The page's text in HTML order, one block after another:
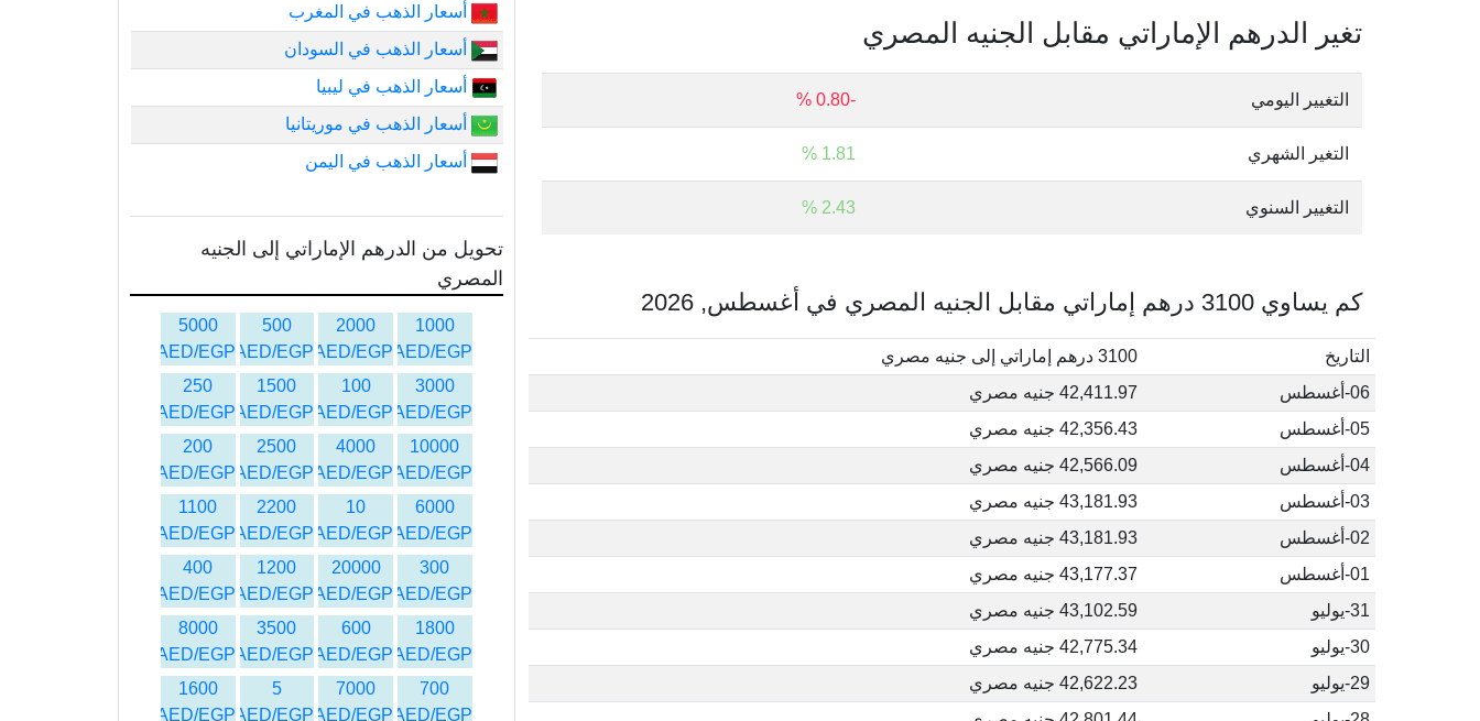
تغير الدرهم الإماراتي مقابل الجنيه المصري
التغيير اليومي -0.80 %
التغير الشهري 1.81 %
التغيير السنوي 2.43 %
كم يساوي 3100 درهم إماراتي مقابل الجنيه المصري في أغسطس, 2026
التاريخ
3100 درهم إماراتي إلى جنيه مصري
06-أغسطس
42,411.97 جنيه مصري
05-أغسطس
42,356.43 جنيه مصري
04-أغسطس
42,566.09 جنيه مصري
03-أغسطس
43,181.93 جنيه مصري
02-أغسطس
43,181.93 جنيه مصري
01-أغسطس
43,177.37 جنيه مصري
31-يوليو
43,102.59 جنيه مصري
30-يوليو
42,775.34 جنيه مصري
29-يوليو
42,622.23 جنيه مصري
أسعار الذهب في المغرب
أسعار الذهب في السودان
أسعار الذهب في ليبيا
أسعار الذهب في موريتانيا
أسعار الذهب في اليمن
تحويل من الدرهم الإماراتي إلى الجنيه
المصري
1000
AED/EGP
2000
AED/EGP
500
AED/EGP
5000
AED/EGP
3000
AED/EGP
100
AED/EGP
1500
AED/EGP
250
AED/EGP
10000
AED/EGP
4000
AED/EGP
2500
AED/EGP
200
AED/EGP
6000
AED/EGP
10
AED/EGP
2200
AED/EGP
1100
AED/EGP
300
AED/EGP
20000
AED/EGP
1200
AED/EGP
400
AED/EGP
1800
AED/EGP
600
AED/EGP
3500
AED/EGP
8000
AED/EGP
700
AED/EGP
7000
AED/EGP
5
AED/EGP
1600
AED/EGP